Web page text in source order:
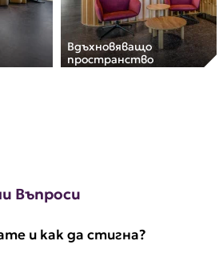
Вдъхновяващо
пространство
Въпроси
и как да стигна?